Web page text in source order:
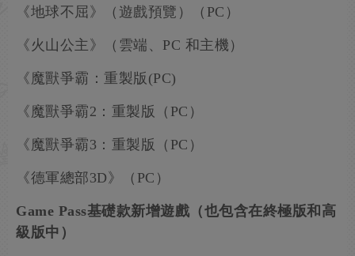
《地球不屈》（遊戲預覽）（PC）
《火山公主》（雲端、PC 和主機）
《魔獸爭霸：重製版(PC)
《魔獸爭霸2：重製版（PC）
《魔獸爭霸3：重製版（PC）
《德軍總部3D》（PC）
Game Pass基礎款新增遊戲（也包含在終極版和高
級版中）